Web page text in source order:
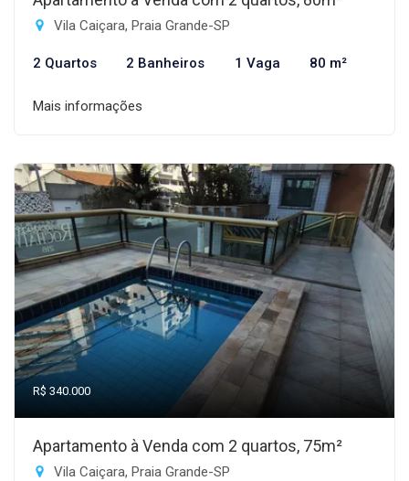
Vila Caiçara, Praia Grande-SP
2 Quartos 2 Banheiros 1 Vaga 80 m²
Mais informações
R$ 340.000
Apartamento à Venda com 2 quartos, 75m²
Vila Caiçara, Praia Grande-SP